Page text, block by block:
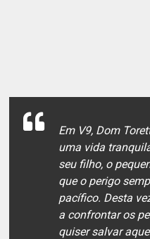
Em V9, Dom
uma vida
seu filho, o
que o perigo
pacífico. Desta
a confrontar os
quiser salvar